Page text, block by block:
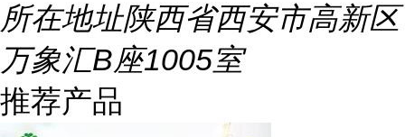
所在地址陕西省西安市高新区
万象汇B座1005室
推荐产品